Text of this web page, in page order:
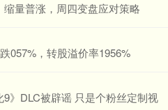
量普涨，周四变盘应对策略
057%，转股溢价率1956%
》DLC被辟谣 只是个粉丝定制视